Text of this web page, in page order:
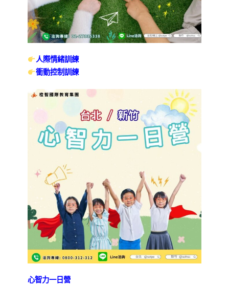
人際情緒訓練
衝動控制訓練
心智力一日營